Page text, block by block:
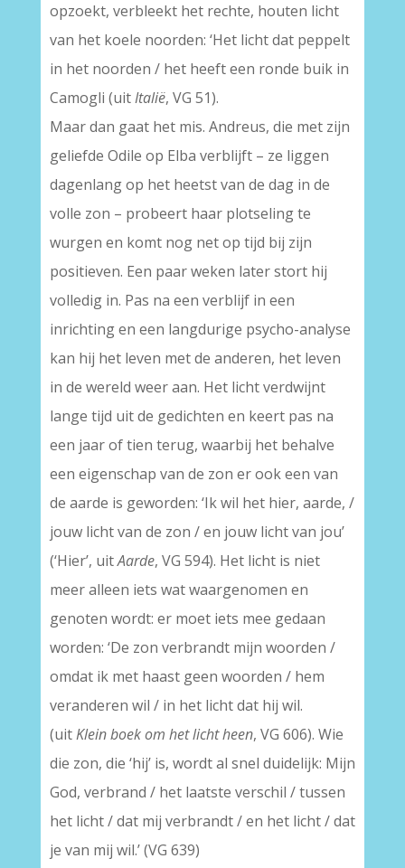
opzoekt, verbleekt het rechte, houten licht
van het koele noorden: ‘Het licht dat peppelt
in het noorden / het heeft een ronde buik in
Camogli (uitItalië, VG 51).
Maar dan gaat het mis. Andreus, die met zijn
geliefde Odile op Elba verblijft – ze liggen
dagenlang op het heetst van de dag in de
volle zon – probeert haar plotseling te
wurgen en komt nog net op tijd bij zijn
positieven. Een paar weken later stort hij
volledig in. Pas na een verblijf in een
inrichting en een langdurige psycho-analyse
kan hij het leven met de anderen, het leven
in de wereld weer aan. Het licht verdwijnt
lange tijd uit de gedichten en keert pas na
een jaar of tien terug, waarbij het behalve
een eigenschap van de zon er ook een van
de aarde is geworden: ‘Ik wil het hier, aarde, /
jouw licht van de zon / en jouw licht van jou’
(‘Hier’, uitAarde, VG 594). Het licht is niet
meer alleen iets wat waargenomen en
genoten wordt: er moet iets mee gedaan
worden: ‘De zon verbrandt mijn woorden /
omdat ik met haast geen woorden / hem
veranderen wil / in het licht dat hij wil.
(uitKlein boek om het licht heen, VG 606). Wie
die zon, die ‘hij’ is, wordt al snel duidelijk: Mijn
God, verbrand / het laatste verschil / tussen
het licht / dat mij verbrandt / en het licht / dat
je van mij wil.’ (VG 639)